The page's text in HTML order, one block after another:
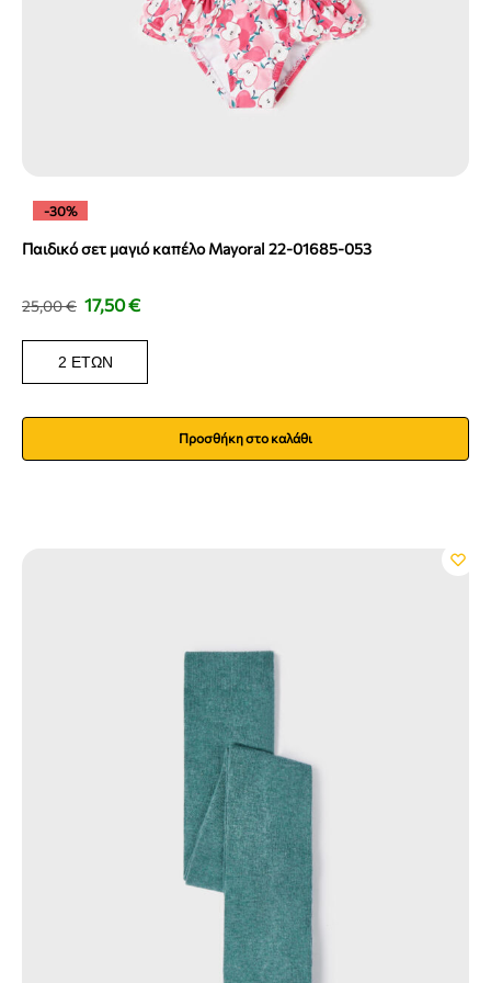
-30%
Παιδικό σετ μαγιό καπέλο Mayoral 22-01685-053
25,00€ 17,50€
2 ΕΤΏΝ
Προσθήκη στο καλάθι